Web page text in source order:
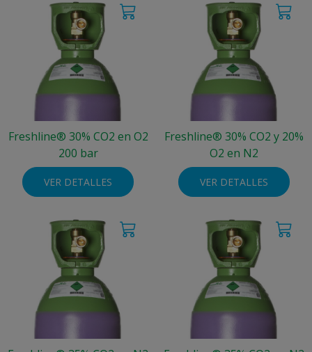
Freshline® 30% CO2 en O2
200 bar
VER DETALLES
Freshline® 30% CO2 y 20%
O2 en N2
VER DETALLES